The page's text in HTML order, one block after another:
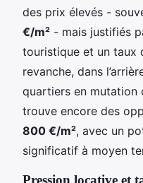
des prix élevés -
€/m² - mais justifiés
touristique et un taux
revanche, dans
quartiers en mutation
trouve encore des
800 €/m², avec un
significatif à moyen
Pression locative et